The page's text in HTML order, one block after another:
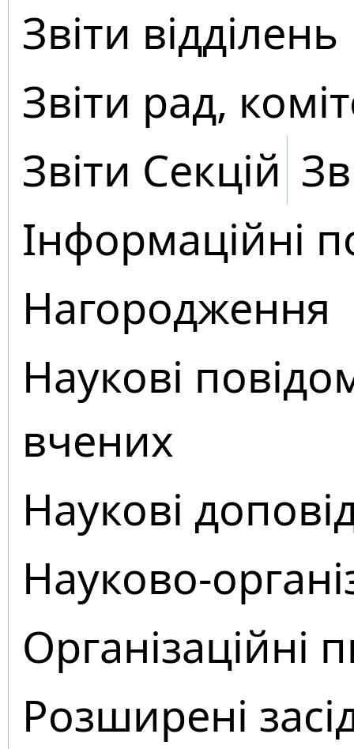
Звіти відділень
Звіти рад,
Звіти Секцій
Інформаційні
Нагородження
Наукові
вчених
Наукові
Науково-
Організаційні
Розширені